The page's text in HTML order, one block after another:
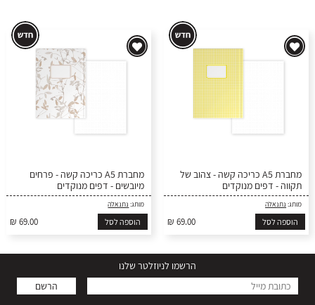
מחברת A5 כריכה קשה - צהוב של
תקווה - דפים מנוקדים
מותג: נתנאלה
₪ 69.00 הוספה לסל
מחברת A5 כריכה קשה - פרחים
מיובשים - דפים מנוקדים
מותג: נתנאלה
₪ 69.00 הוספה לסל
הרשמו לניוזלטר שלנו
הרשם